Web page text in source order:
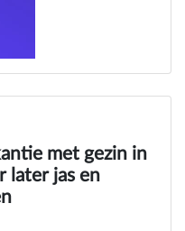
met gezin in
later jas en